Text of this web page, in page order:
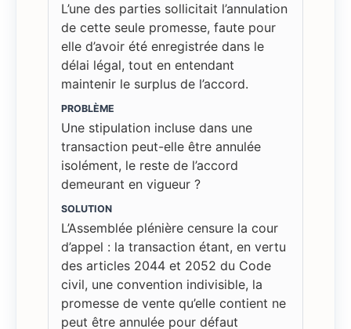
L’une des parties sollicitait l’annulation
de cette seule promesse, faute pour
elle d’avoir été enregistrée dans le
délai légal, tout en entendant
maintenir le surplus de l’accord.
PROBLÈME
Une stipulation incluse dans une
transaction peut-elle être annulée
isolément, le reste de l’accord
demeurant en vigueur ?
SOLUTION
L’Assemblée plénière censure la cour
d’appel : la transaction étant, en vertu
des articles 2044 et 2052 du Code
civil, une convention indivisible, la
promesse de vente qu’elle contient ne
peut être annulée pour défaut